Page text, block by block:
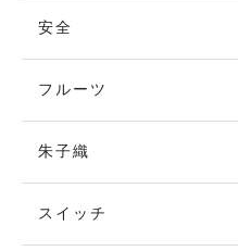
安全
フルーツ
朱子織
スイッチ